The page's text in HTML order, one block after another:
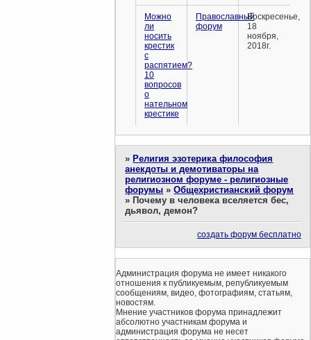
Можно
ли
носить
крестик
с
распятием?
10
вопросов
о
нательном
крестике
Православный
форум
Воскресенье,
18
ноября,
2018г.
»Религия эзотерика философия
анекдоты и демотиваторы на
религиозном форуме - религиозные
форумы »Общехристианский форум
»Почему в человека вселяется бес,
дьявол, демон?
создать форум бесплатно
Администрация форума не имеет никакого
отношения к публикуемым, републикуемым
сообщениям, видео, фотографиям, статьям,
новостям.
Мнение участников форума принадлежит
абсолютно участникам форума и
администрация форума не несет